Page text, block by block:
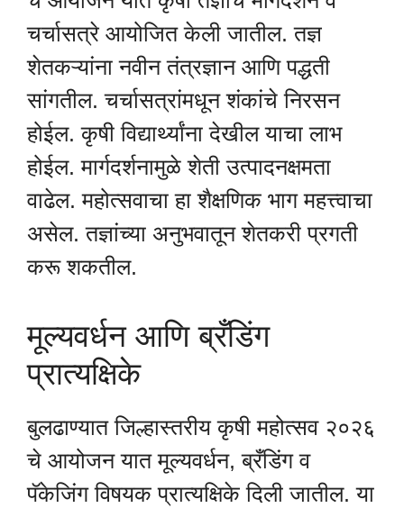
चर्चासत्रे आयोजित केली जातील. तज्ञ
शेतकऱ्यांना नवीन तंत्रज्ञान आणि पद्धती
सांगतील. चर्चासत्रांमधून शंकांचे निरसन
होईल. कृषी विद्यार्थ्यांना देखील याचा लाभ
होईल. मार्गदर्शनामुळे शेती उत्पादनक्षमता
वाढेल. महोत्सवाचा हा शैक्षणिक भाग महत्त्वाचा
असेल. तज्ञांच्या अनुभवातून शेतकरी प्रगती
करू शकतील.
मूल्यवर्धन आणि ब्रँडिंग
प्रात्यक्षिके
बुलढाण्यात जिल्हास्तरीय कृषी महोत्सव २०२६
चे आयोजन यात मूल्यवर्धन, ब्रँडिंग व
पॅकेजिंग विषयक प्रात्यक्षिके दिली जातील. या